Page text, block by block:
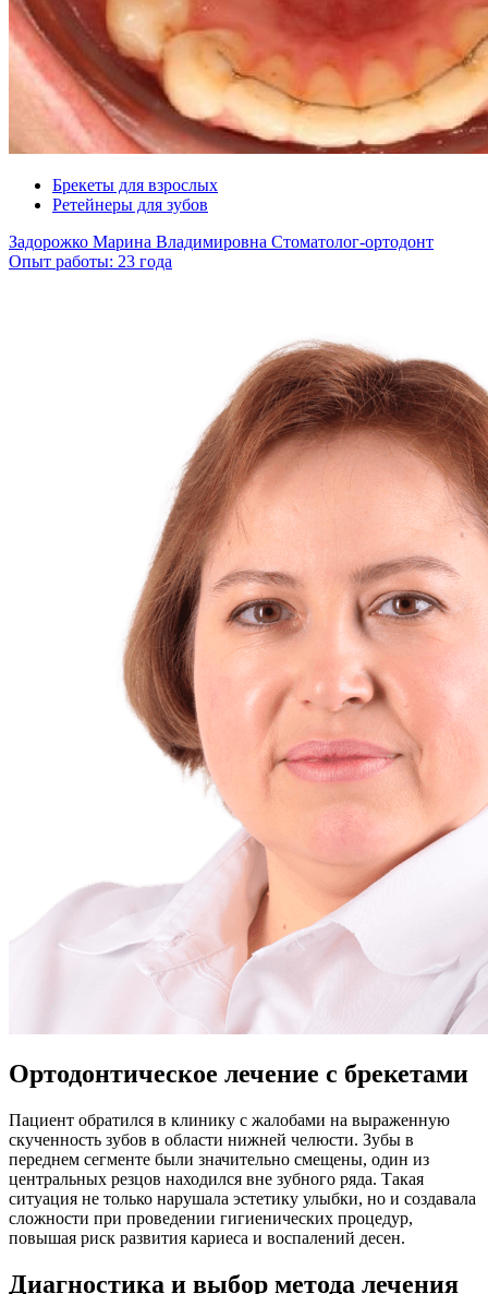
Брекеты для взрослых
Ретейнеры для зубов
Задорожко Марина Владимировна Стоматолог-ортодонт
Опыт работы: 23 года
Ортодонтическое лечение с брекетами
Пациент обратился в клинику с жалобами на выраженную
скученность зубов в области нижней челюсти. Зубы в
переднем сегменте были значительно смещены, один из
центральных резцов находился вне зубного ряда. Такая
ситуация не только нарушала эстетику улыбки, но и создавала
сложности при проведении гигиенических процедур,
повышая риск развития кариеса и воспалений десен.
Диагностика и выбор метода лечения